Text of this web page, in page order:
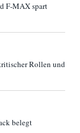
F-MAX spart
Rollen und
belegt